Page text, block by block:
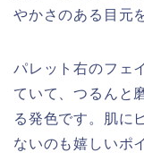
やかさのある目元
パレット右のフェ
ていて、つるんと
る発色です。肌に
ないのも嬉しいポ